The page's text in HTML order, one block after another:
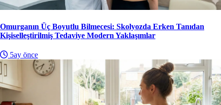
Omurganın Üç Boyutlu Bilmecesi: Skolyozda Erken Tanıdan
Kişiselleştirilmiş Tedaviye Modern Yaklaşımlar
5ay önce